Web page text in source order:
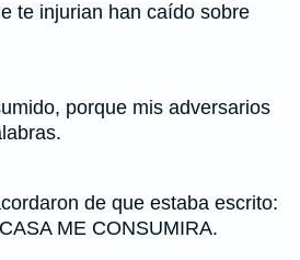
te injurian han caído sobre
porque mis adversarios
de que estaba escrito:
ME CONSUMIRA.